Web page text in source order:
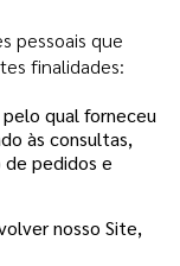
pessoais que
finalidades:
qual forneceu
às consultas,
pedidos e
nosso Site,